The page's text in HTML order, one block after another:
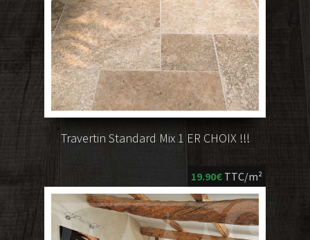
Travertin Standard Mix 1 ER CHOIX !!!
19.90€ TTC/m²